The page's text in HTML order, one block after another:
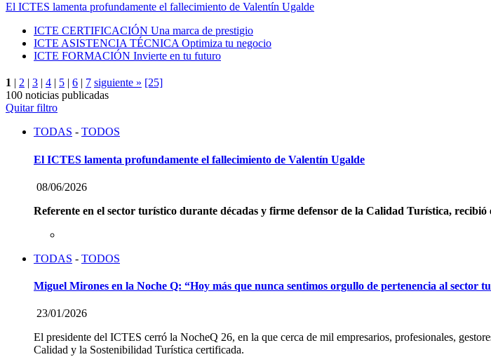
El ICTES lamenta profundamente el fallecimiento de Valentín Ugalde
ICTE CERTIFICACIÓN Una marca de prestigio
ICTE ASISTENCIA TÉCNICA Optimiza tu negocio
ICTE FORMACIÓN Invierte en tu futuro
1 | 2 | 3 | 4 | 5 | 6 | 7 siguiente » [25]
100 noticias publicadas
Quitar filtro
TODAS - TODOS
El ICTES lamenta profundamente el fallecimiento de Valentín Ugalde
08/06/2026
Referente en el sector turístico durante décadas y firme defensor de la Calidad Turística,
TODAS - TODOS
Miguel Mirones en la Noche Q: “Hoy más que nunca sentimos orgullo de pertenencia al sector
23/01/2026
El presidente del ICTES cerró la NocheQ 26, en la que cerca de mil empresarios, profesionales,
Calidad y la Sostenibilidad Turística certificada.